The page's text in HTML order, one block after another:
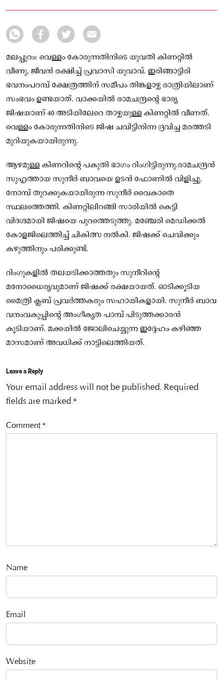
മലപ്പുറം: വെള്ളം കോരുന്നതിനിടെ യുവതി കിണറ്റില്‍
വീണു, ജീവൻ രക്ഷിച്ച് പ്രവാസി യുവാവ്. ഇരിങ്ങാട്ടിരി
ഭവനംപറമ്പ് ക്ഷേത്രത്തിന് സമീപം തിങ്കളാഴ്ച രാത്രിയിലാണ്
സംഭവം ഉണ്ടയാത്. വാക്കയില്‍ രാമചന്ദ്രന്റെ ഭാര്യ
ജിഷയാണ് 40 അടിയിലേറെ താഴ്ചയുള്ള കിണറ്റില്‍ വീണത്.
വെള്ളം കോരുന്നതിനിടെ ജിഷ ചവിട്ടിനിന്ന ദ്രവിച്ച മരത്തടി
മുറിയുകയായിരുന്നു.
ആഴമുള്ള കിണറിന്റെ പകുതി ഭാഗം റിംഗിട്ടിരുന്നു.രാമചന്ദ്രന്‍
സുഹൃത്തായ സുനീര്‍ ബാവയെ ഉടന്‍ ഫോണില്‍ വിളിച്ചു.
നോമ്പ് തുറക്കുകയായിരുന്ന സുനീര്‍ വൈകാതെ
സ്ഥലത്തെത്തി. കിണറ്റിലിറങ്ങി സാരിയില്‍ കെട്ടി
വിദഗ്ദമായി ജിഷയെ പുറത്തെടുത്തു. മഞ്ചേരി മെഡിക്കല്‍
കോളജിലെത്തിച്ച് ചികിത്സ നല്‍കി. ജിഷക്ക് ചെവിക്കും
കഴുത്തിനും പരിക്കുണ്ട്.
റിംഗുകളില്‍ തലയടിക്കാത്തതും സുനീറിന്റെ
മനോധൈര്യവുമാണ് ജിഷക്ക് രക്ഷയായത്. ഓടിക്കൂടിയ
മൈത്രി ക്ലബ് പ്രവര്‍ത്തകരും സഹായികളായി. സുനീര്‍ ബാവ
വനംവകുപ്പിന്റെ അംഗീക്യത പാമ്പ് പിടുത്തക്കാരന്‍
കൂടിയാണ്. മക്കയില്‍ ജോലിചെയ്യുന്ന ഇദ്ദേഹം കഴിഞ്ഞ
മാസമാണ് അവധിക്ക് നാട്ടിലെത്തിയത്.
Leave a Reply
Your email address will not be published. Required
fields are marked *
Comment*
Name
Email
Website